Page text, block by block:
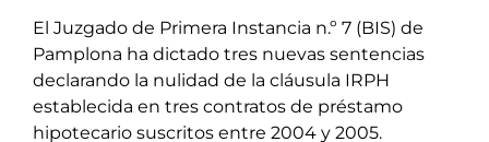
El Juzgado de Primera Instancia n.º 7 (BIS) de
Pamplona ha dictado tres nuevas sentencias
declarando la nulidad de la cláusula IRPH
establecida en tres contratos de préstamo
hipotecario suscritos entre 2004 y 2005.